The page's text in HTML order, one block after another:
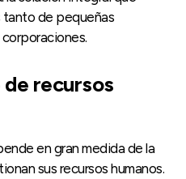
tanto de pequeñas
recursos
en gran medida de la
sus recursos humanos.